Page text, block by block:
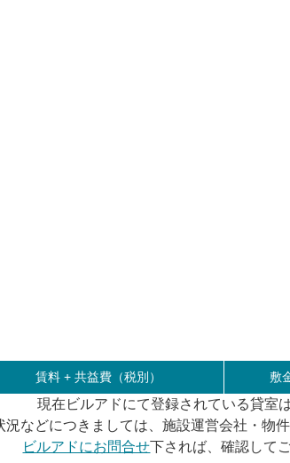
賃料 +共益費（税別） 敷
現在ビルアドにて登録されている貸室
況などにつきましては、施設運営会社・物
ビルアドにお問合せ下されば、確認して